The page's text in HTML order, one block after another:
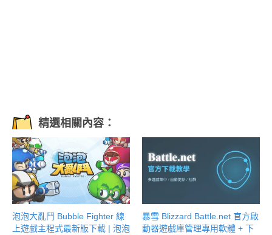
精選相關內容：
泡泡大亂鬥 Bubble Fighter 線
上遊戲主程式最新版下載 | 泡泡
暴雪 Blizzard Battle.net 官方啟
動器遊戲庫管理專用軟體 + 下